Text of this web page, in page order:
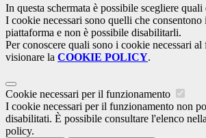
In questa schermata è possibile scegliere
I cookie necessari sono quelli che
piattaforma e non è possibile disabilitarli.
Per conoscere quali sono i cookie necessari
visionare la COOKIE POLICY.
Cookie necessari per il funzionamento
I cookie necessari per il funzionamento non
disabilitati. È possibile consultare l'elenco
policy.